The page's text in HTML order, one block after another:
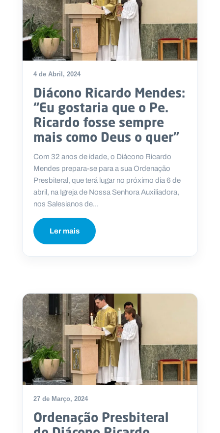
4 de Abril, 2024
Diácono Ricardo Mendes:
“Eu gostaria que o Pe.
Ricardo fosse sempre
mais como Deus o quer”
Com 32 anos de idade, o Diácono Ricardo
Mendes prepara-se para a sua Ordenação
Presbiteral, que terá lugar no próximo dia 6 de
abril, na Igreja de Nossa Senhora Auxiliadora,
nos Salesianos de...
Ler mais
27 de Março, 2024
Ordenação Presbiteral